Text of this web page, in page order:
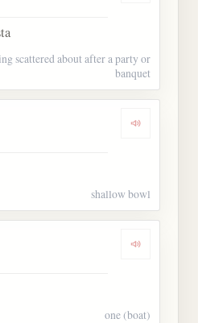
scattered about after a party or
banquet
Dengarkan
shallow bowl
Dengarkan
one (boat)